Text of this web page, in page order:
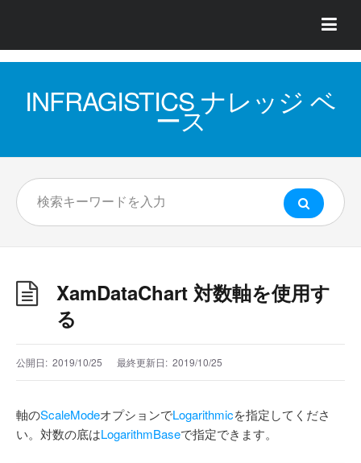
INFRAGISTICS ナレッジ ベ
ース
XamDataChart 対数軸を使用す
る
公開日: 2019/10/25 最終更新日: 2019/10/25
軸のScaleModeオプションでLogarithmicを指定してくださ
い。対数の底はLogarithmBaseで指定できます。